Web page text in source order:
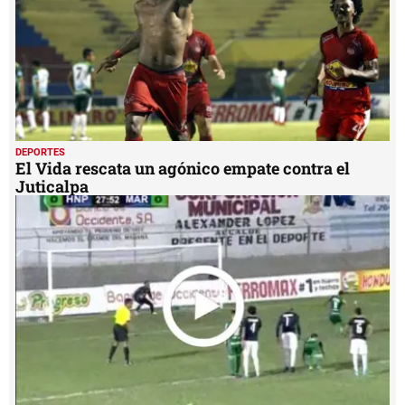
DEPORTES
El Vida rescata un agónico empate contra el
Juticalpa